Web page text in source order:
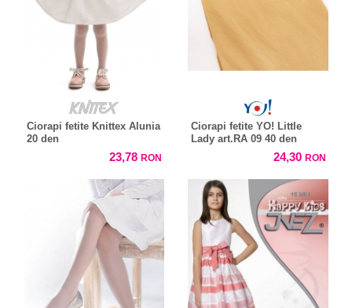
Ciorapi fetite Knittex Alunia
20 den
23,78 RON
Ciorapi fetite YO! Little
Lady art.RA 09 40 den
24,30 RON